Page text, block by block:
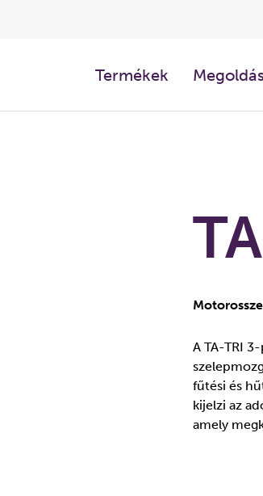
Termékek
A TA-TRI
fűtési és
kijelzi az
amely